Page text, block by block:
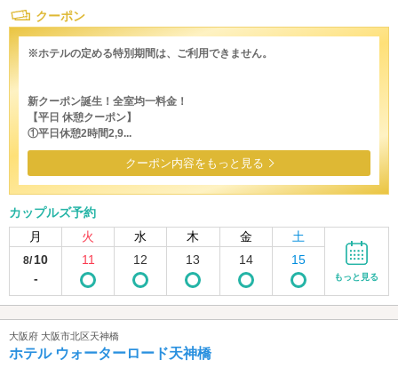
クーポン
※ホテルの定める特別期間は、ご利用できません。
新クーポン誕生！全室均一料金！
【平日 休憩クーポン】
①平日休憩2時間2,9...
クーポン内容をもっと見る
カップルズ予約
月
火 水 木 金 土
8/10
-
11 12 13 14 15
もっと見る
大阪府 大阪市北区天神橋
ホテル ウォーターロード天神橋